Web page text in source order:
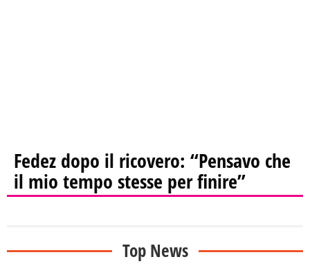
Fedez dopo il ricovero: “Pensavo che
il mio tempo stesse per finire”
Top News